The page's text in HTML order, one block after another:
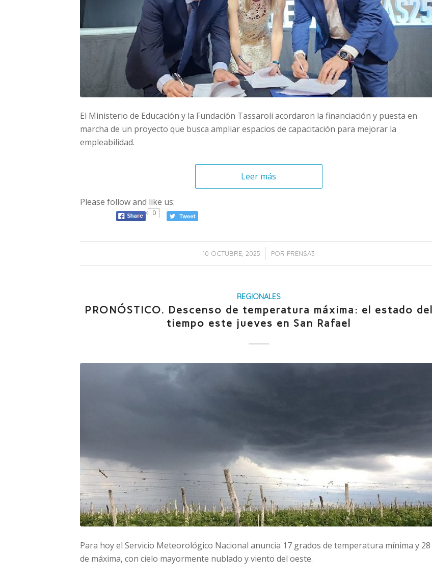
El Ministerio de Educación y la Fundación Tassaroli acordaron la financiación y puesta en
marcha de un proyecto que busca ampliar espacios de capacitación para mejorar la
empleabilidad.
Leer más
Please follow and like us:
0
10 OCTUBRE, 2025
/ POR PRENSA3
REGIONALES
PRONÓSTICO. Descenso de temperatura máxima: el estado del
tiempo este jueves en San Rafael
Para hoy el Servicio Meteorológico Nacional anuncia 17 grados de temperatura mínima y 28
de máxima, con cielo mayormente nublado y viento del oeste.